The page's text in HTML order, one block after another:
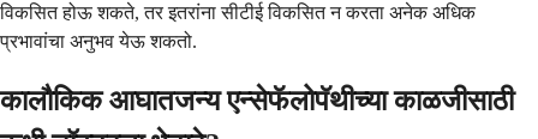
विकसित होऊ शकते, तर इतरांना सीटीई विकसित न करता अनेक अधिक
प्रभावांचा अनुभव येऊ शकतो.
कालौकिक आघातजन्य एन्सेफॅलोपॅथीच्या काळजीसाठी